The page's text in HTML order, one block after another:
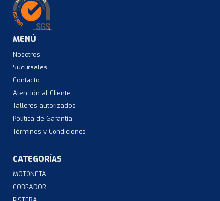
MENÚ
Nosotros
Sucursales
Contacto
Atención al Cliente
Talleres autorizados
Política de Garantía
Términos y Condiciones
CATEGORÍAS
MOTONETA
COBRADOR